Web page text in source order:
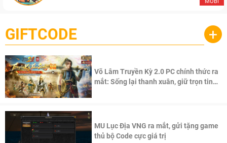
GIFTCODE +
Võ Lâm Truyền Kỳ 2.0 PC chính thức ra
mắt: Sống lại thanh xuân, giữ trọn tinh
MU Lục Địa VNG ra mắt, gửi tặng game
thủ bộ Code cực giá trị